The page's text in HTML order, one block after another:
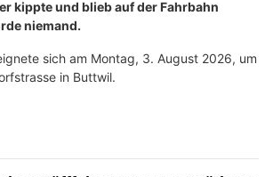
kippte und blieb auf der Fahrbahn
niemand.
sich am Montag, 3. August 2026, um
in Buttwil.